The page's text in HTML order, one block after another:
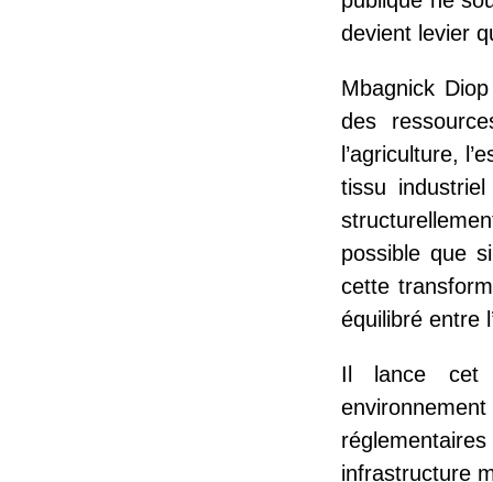
devient levier
Mbagnick
des
l’agriculture,
tissu
possible que
cette
équilibré entre
Il lance cet
infrastructure